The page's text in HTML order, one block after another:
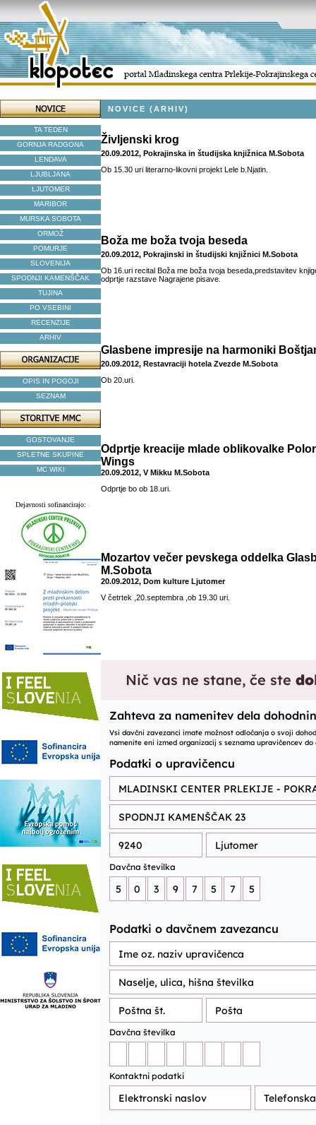
TA TEDEN
GORNJA RADGONA
LENDAVA
LJUBLJANA
LJUTOMER
MARIBOR
MURSKA SOBOTA
ORMOŽ
POMURJE
SLOVENIJA
SPODNJI KAMENŠČAK
TUJINA
PO VSEBINI
RECENZIJE
ARHIV
OPIS IN POGOJI
SEZNAM
GOSTOVANJE
SPLETNE SKUPINE
MC WIKI
Dejavnosti sofinancirajo:
NOVICE (ARHIV)
Življenski krog
20.09.2012, Pokrajinska in študijska knjižnica M.Sobota
Ob 15.30 uri literarno-likovni projekt Lele b.Njatin.
Boža me boža tvoja beseda
20.09.2012, Pokrajinski in študijski knjižnici M.Sobota
Ob 16.uri recital Boža me boža tvoja beseda,predstavitev
odprtje razstave Nagrajene pisave.
Glasbene impresije na harmoniki
20.09.2012, Restavraciji hotela Zvezde M.Sobota
Ob 20.uri.
Odprtje kreacije mlade oblikovalke
Wings
20.09.2012, V Mikku M.Sobota
Odprtje bo ob 18.uri.
Mozartov večer pevskega oddelka
M.Sobota
20.09.2012, Dom kulture Ljutomer
V četrtek ,20.septembra ,ob 19.30 uri.